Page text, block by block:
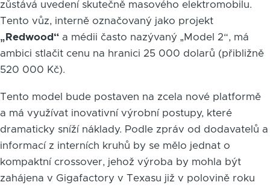
zůstává uvedení skutečně masového elektromobilu.
Tento vůz, interně označovaný jako projekt
„Redwood“ a médii často nazývaný „Model 2“, má
ambici stlačit cenu na hranici 25 000 dolarů (přibližně
520 000 Kč).
Tento model bude postaven na zcela nové platformě
a má využívat inovativní výrobní postupy, které
dramaticky sníží náklady. Podle zpráv od dodavatelů a
informací z interních kruhů by se mělo jednat o
kompaktní crossover, jehož výroba by mohla být
zahájena v Gigafactory v Texasu již v polovině roku